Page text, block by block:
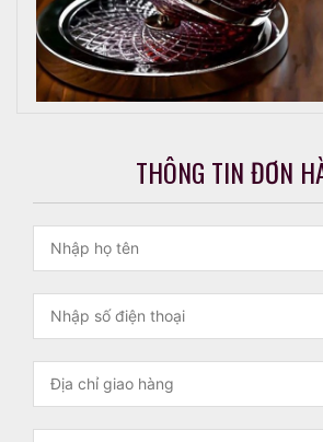
THÔNG TIN ĐƠN